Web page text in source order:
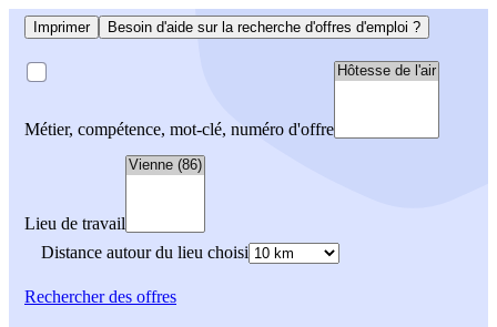
Imprimer Besoin d'aide sur la recherche d'offres d'emploi ?
Métier, compétence, mot-clé, numéro d'offre
Lieu de travail
Distance autour du lieu choisi
Rechercherdes offres